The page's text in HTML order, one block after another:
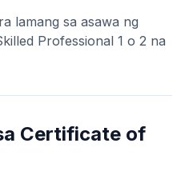
lamang sa asawa ng
Professional 1 o 2 na
Certificate of